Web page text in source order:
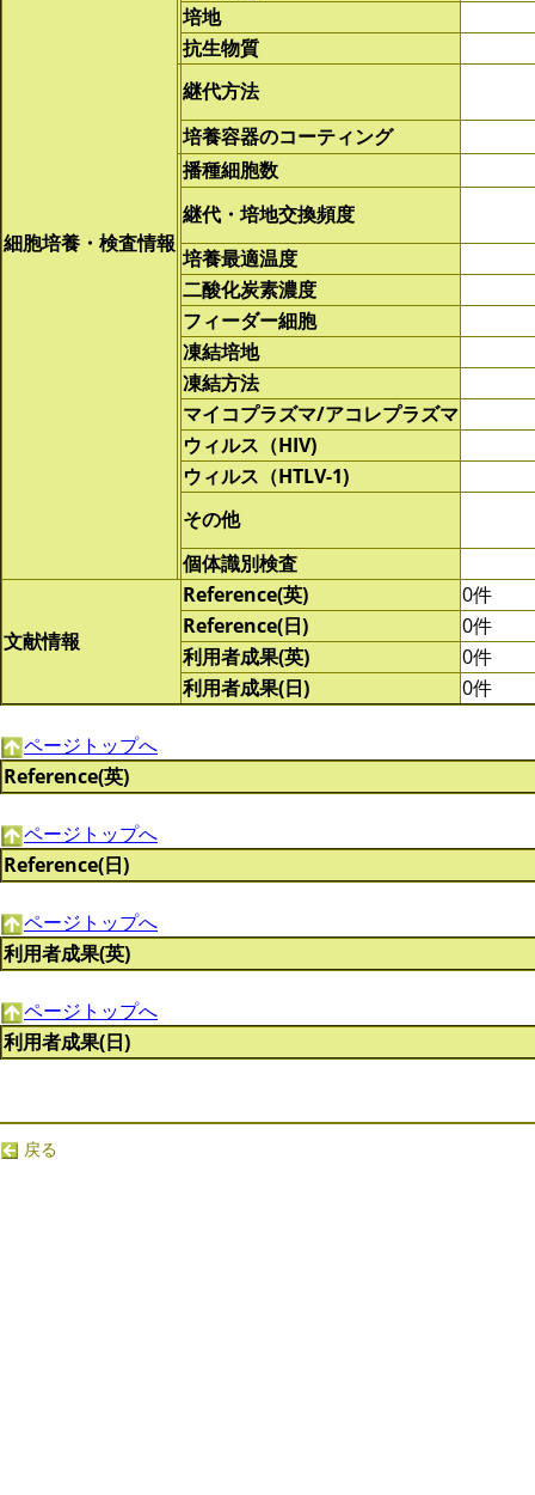
細胞培養・検査情報
培地
抗生物質
継代方法
培養容器のコーティング
播種細胞数
継代・培地交換頻度
培養最適温度
二酸化炭素濃度
フィーダー細胞
凍結培地
凍結方法
マイコプラズマ/アコレプラズマ
ウィルス（HIV)
ウィルス（HTLV-1)
その他
個体識別検査
文献情報
Reference(英)
0件
Reference(日)
0件
利用者成果(英)
0件
利用者成果(日)
0件
ページトップへ
Reference(英)
ページトップへ
Reference(日)
ページトップへ
利用者成果(英)
ページトップへ
利用者成果(日)
戻る